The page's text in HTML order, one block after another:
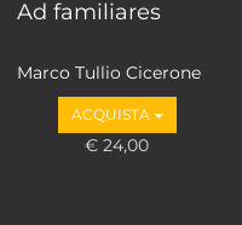
Ad familiares
Marco Tullio Cicerone
ACQUISTA
€ 24,00